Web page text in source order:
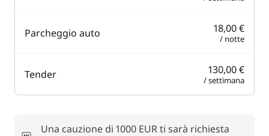
Parcheggio auto 18,00 €
/ notte
Tender 130,00 €
/ settimana
Una cauzione di 1000 EUR ti sarà richiesta